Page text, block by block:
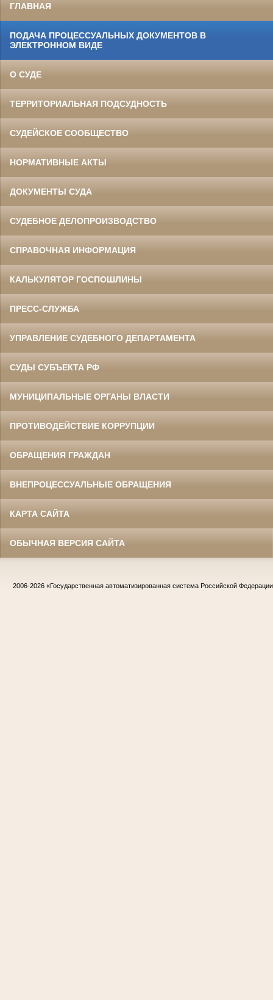
ГЛАВНАЯ
ПОДАЧА ПРОЦЕССУАЛЬНЫХ ДОКУМЕНТОВ В
ЭЛЕКТРОННОМ ВИДЕ
О СУДЕ
ТЕРРИТОРИАЛЬНАЯ ПОДСУДНОСТЬ
СУДЕЙСКОЕ СООБЩЕСТВО
НОРМАТИВНЫЕ АКТЫ
ДОКУМЕНТЫ СУДА
СУДЕБНОЕ ДЕЛОПРОИЗВОДСТВО
СПРАВОЧНАЯ ИНФОРМАЦИЯ
КАЛЬКУЛЯТОР ГОСПОШЛИНЫ
ПРЕСС-СЛУЖБА
УПРАВЛЕНИЕ СУДЕБНОГО ДЕПАРТАМЕНТА
СУДЫ СУБЪЕКТА РФ
МУНИЦИПАЛЬНЫЕ ОРГАНЫ ВЛАСТИ
ПРОТИВОДЕЙСТВИЕ КОРРУПЦИИ
ОБРАЩЕНИЯ ГРАЖДАН
ВНЕПРОЦЕССУАЛЬНЫЕ ОБРАЩЕНИЯ
КАРТА САЙТА
ОБЫЧНАЯ ВЕРСИЯ САЙТА
2006-2026 «Государственная автоматизированная система Российской